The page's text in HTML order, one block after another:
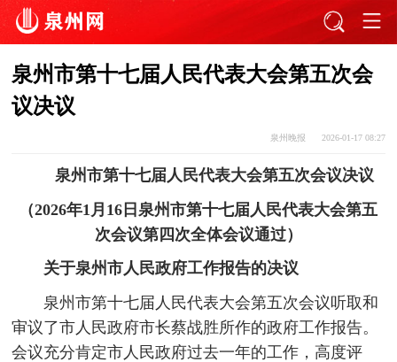
泉州市第十七届人民代表大会第五次会
议决议
泉州晚报 2026-01-17 08:27
泉州市第十七届人民代表大会第五次会议决议
（2026年1月16日泉州市第十七届人民代表大会第五
次会议第四次全体会议通过）
关于泉州市人民政府工作报告的决议
泉州市第十七届人民代表大会第五次会议听取和
审议了市人民政府市长蔡战胜所作的政府工作报告。
会议充分肯定市人民政府过去一年的工作，高度评